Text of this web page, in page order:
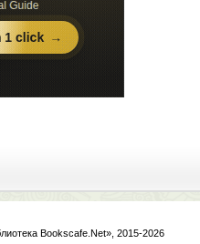
Bookscafe.Net», 2015-2026